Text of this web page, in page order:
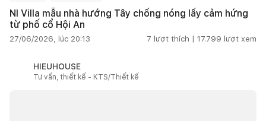
NI Villa mẫu nhà hướng Tây chống nóng lấy cảm hứng
từ phố cổ Hội An
27/06/2026, lúc 20:13 7 lượt thích | 17.799 lượt xem
HIEUHOUSE
Tư vấn, thiết kế - KTS/Thiết kế